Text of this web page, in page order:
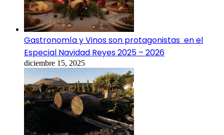
Gastronomía y Vinos son protagonistas en el
Especial Navidad Reyes 2025 – 2026
diciembre 15, 2025